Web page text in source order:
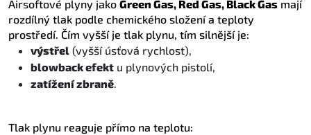
Airsoftové plyny jako Green Gas, Red Gas, Black Gas mají
rozdílný tlak podle chemického složení a teploty
prostředí. Čím vyšší je tlak plynu, tím silnější je:
výstřel (vyšší úsťová rychlost),
blowback efekt u plynových pistolí,
zatížení zbraně
Tlak plynu reaguje přímo na teplotu: